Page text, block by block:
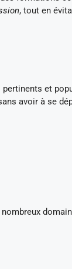
, tout en
et
avoir à se